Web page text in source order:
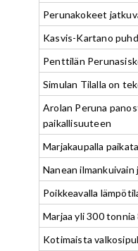
Perunakokeet
Kasvis-Kartano
Penttilän
Simulan Tilalla on
Arolan Peruna
paikallisuuteen
Marjakaupalla
Nanean
Poikkeavalla
Marjaa yli 300
Kotimaista